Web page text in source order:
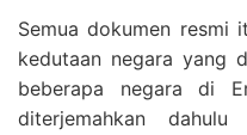
Semua dokumen resmi
kedutaan negara yang
beberapa negara di
diterjemahkan